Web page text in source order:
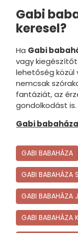
Gabi
keresel?
Ha Gabi
vagy
lehetőség közül
nemcsak
fantáziát, az
gondolkodást is.
Gabi
GABI BABAHÁZA
GABI BABAHÁZA
GABI BABAHÁZA
GABI BABAHÁZA